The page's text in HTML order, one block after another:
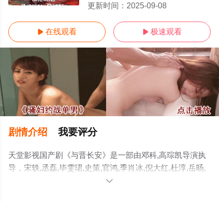
更新时间： 2025-09-08
 在线观看  极速观看
剧情介绍 我要评分
天堂影视国产剧《与晋长安》是一部由邓科,高琮凯导演执
导，宋轶,丞磊,毕雯珺,史策,官鸿,季肖冰,倪大红,杜淳,岳旸,
谭凯,魏子昕,赵圆瑗,孙之鸿,霍政谚,程潇,梁天,冯晖,周小川,
